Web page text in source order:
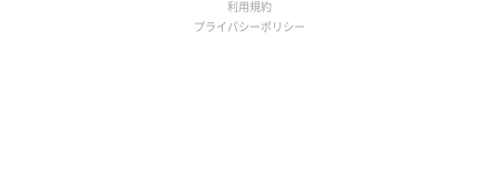
利用規約
プライバシーポリシー